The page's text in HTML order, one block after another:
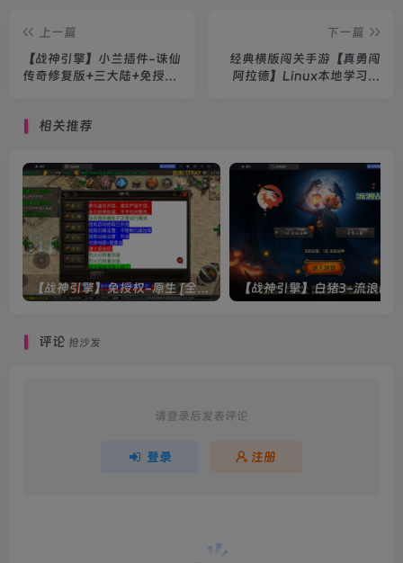
上一篇
【战神引擎】小兰插件-诛仙
传奇修复版+三大陆+免授权
下一篇
经典横版闯关手游【真勇闯
阿拉德】Linux本地学习手
相关推荐
【战神引擎】免授权-原生 [全屏自动拾取] 插件 + 配置教程（更新修复版，具体自测）
评论 抢沙发
请登录后发表评论
登录 注册